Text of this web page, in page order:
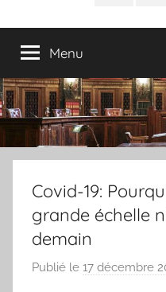
Menu
Covid-19:
grande échelle
demain
Publié le 17 décembre